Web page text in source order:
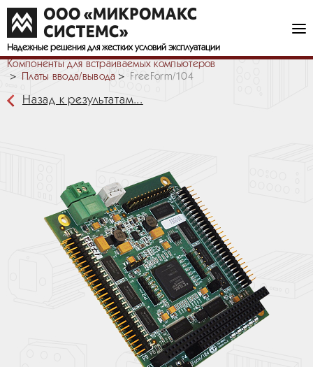
Надежные решения для жестких условий эксплуатации
Компоненты для встраиваемых компьютеров
Платы ввода/вывода
FreeForm/104
Назад к результатам...